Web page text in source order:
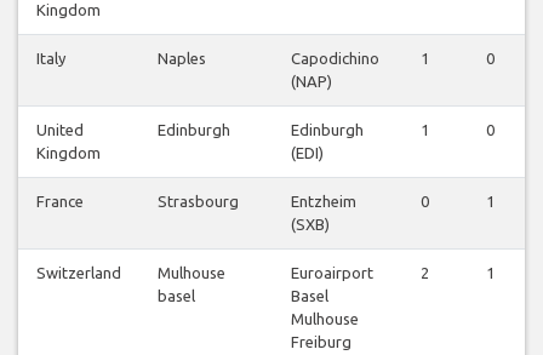
Kingdom
Italy Naples
Capodichino
(NAP)
1 0
United
Kingdom
Edinburgh
Edinburgh
(EDI)
1 0
France Strasbourg
Entzheim
(SXB)
0 1
Switzerland
Mulhouse
basel
Euroairport
Basel
Mulhouse
Freiburg
2 1